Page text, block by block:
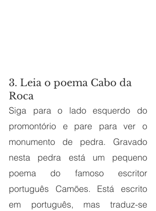
3. Leia o poema Cabo da
Roca
Siga para o lado esquerdo do
promontório e pare para ver o
monumento de pedra. Gravado
nesta pedra está um pequeno
poema do famoso escritor
português Camões. Está escrito
em português, mas traduz-se